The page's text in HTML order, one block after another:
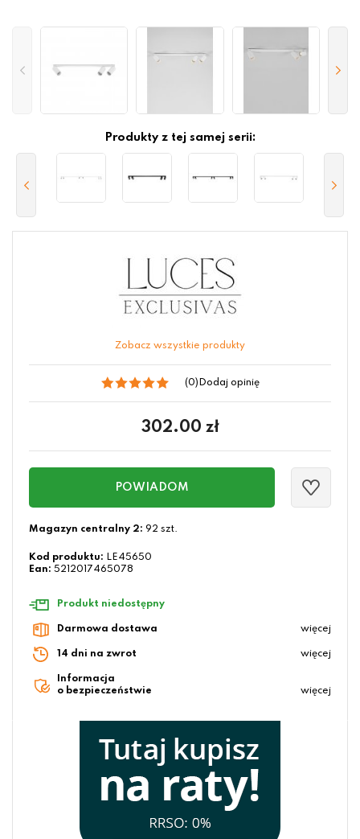
Produkty z tej samej serii:
Zobacz wszystkie produkty
(0) Dodaj opinię
302.00 zł
POWIADOM
Magazyn centralny 2: 92 szt.
Kod produktu: LE45650
Ean: 5212017465078
Produkt niedostępny
Darmowa dostawa więcej
14 dni na zwrot więcej
Informacja
o bezpieczeństwie
więcej